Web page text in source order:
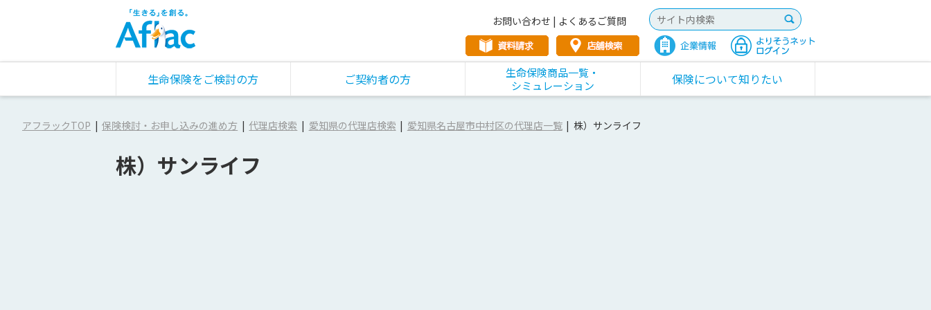
お問い合わせ | よくあるご質問
生命保険をご検討の方 ご契約者の方
生命保険商品一覧・
シミュレーション
保険について知りたい
アフラックTOP 保険検討・お申し込みの進め方 代理店検索 愛知県の代理店検索 愛知県名古屋市中村区の代理店一覧 株）サンライフ
株）サンライフ